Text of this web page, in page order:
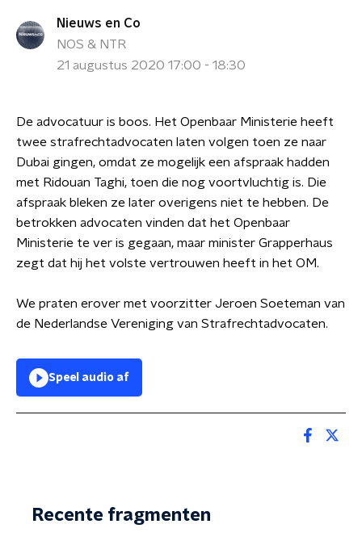
Nieuws en Co
NOS & NTR
21 augustus 2020 17:00 - 18:30
De advocatuur is boos. Het Openbaar Ministerie heeft
twee strafrechtadvocaten laten volgen toen ze naar
Dubai gingen, omdat ze mogelijk een afspraak hadden
met Ridouan Taghi, toen die nog voortvluchtig is. Die
afspraak bleken ze later overigens niet te hebben. De
betrokken advocaten vinden dat het Openbaar
Ministerie te ver is gegaan, maar minister Grapperhaus
zegt dat hij het volste vertrouwen heeft in het OM.
We praten erover met voorzitter Jeroen Soeteman van
de Nederlandse Vereniging van Strafrechtadvocaten.
Speel audio af
Recente fragmenten